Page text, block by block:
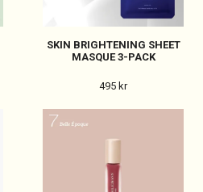
SKIN BRIGHTENING SHEET
MASQUE 3-PACK
495 kr